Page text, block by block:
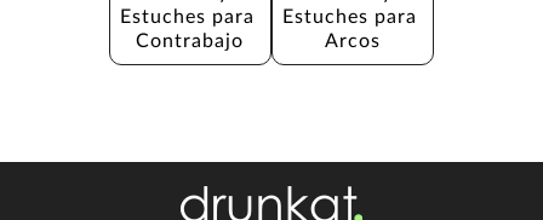
Estuches para
Contrabajo
Estuches para
Arcos